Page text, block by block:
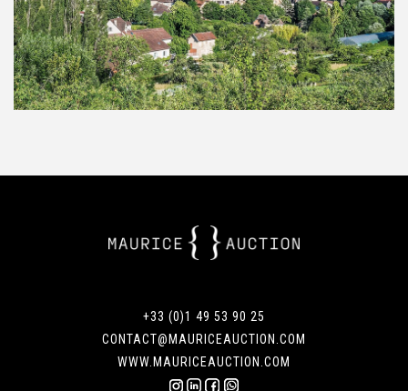
+33 (0)1 49 53 90 25
CONTACT@MAURICEAUCTION.COM
WWW.MAURICEAUCTION.COM